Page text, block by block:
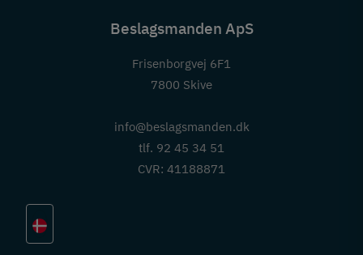
Beslagsmanden ApS
Frisenborgvej 6F1
7800 Skive
info@beslagsmanden.dk
tlf. 92 45 34 51
CVR: 41188871